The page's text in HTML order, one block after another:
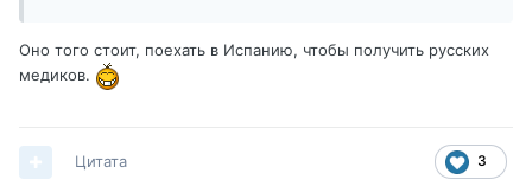
Оно того стоит, поехать в Испанию, чтобы получить русских
медиков.
3
Цитата